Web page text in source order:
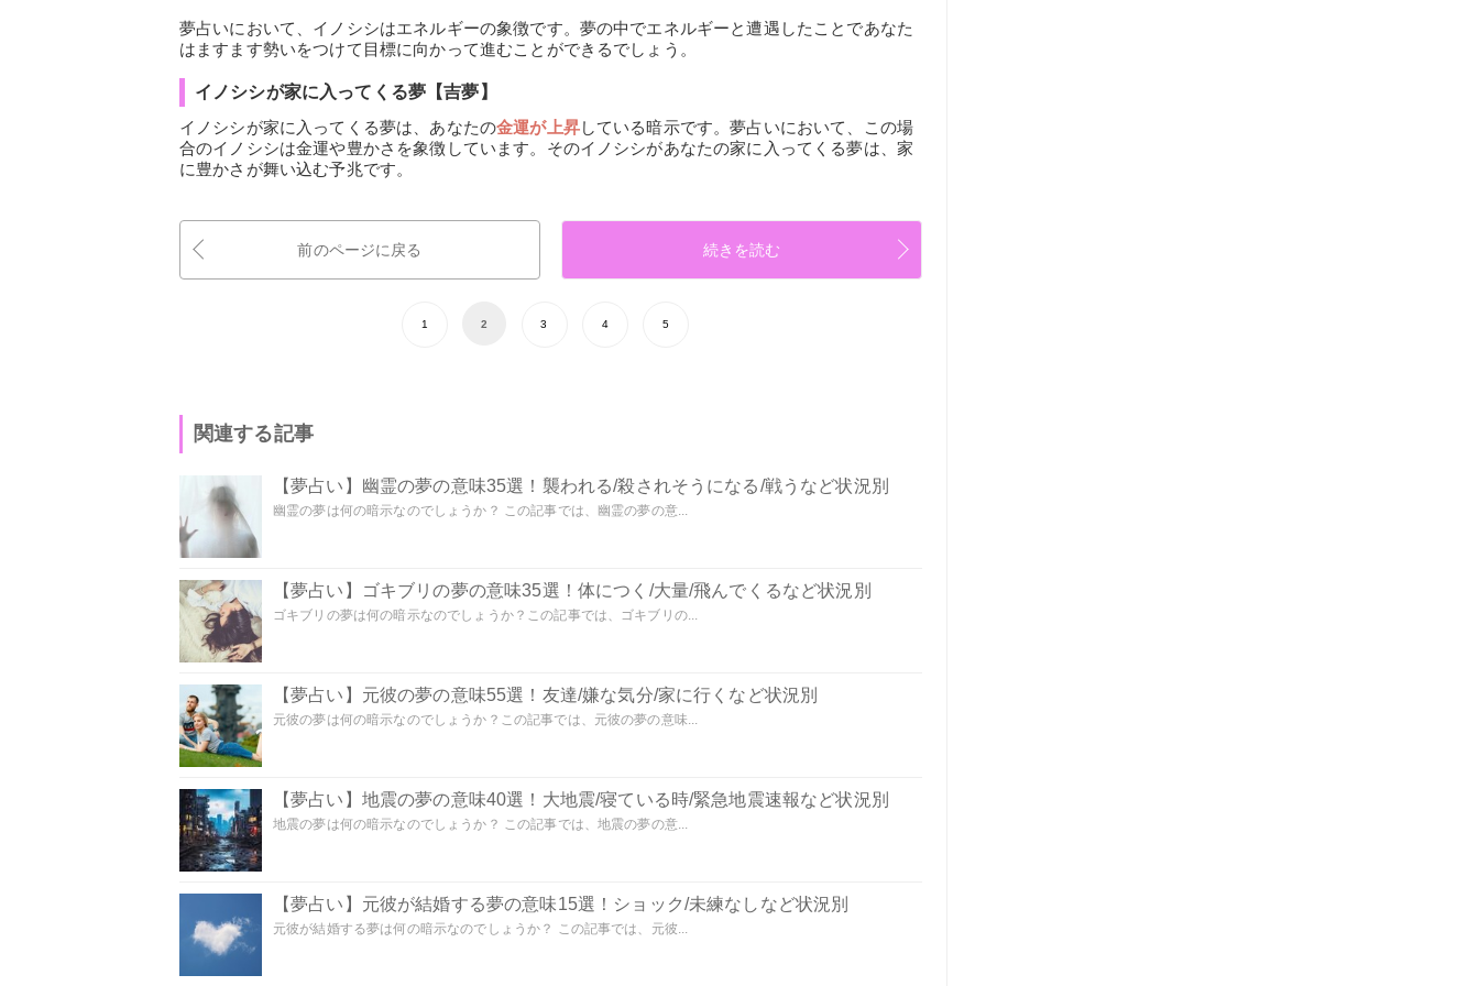
夢占いにおいて、イノシシはエネルギーの象徴です。夢の中でエネルギーと遭遇したことであなた
はますます勢いをつけて目標に向かって進むことができるでしょう。
イノシシが家に入ってくる夢【吉夢】
イノシシが家に入ってくる夢は、あなたの金運が上昇している暗示です。夢占いにおいて、この場
合のイノシシは金運や豊かさを象徴しています。そのイノシシがあなたの家に入ってくる夢は、家
に豊かさが舞い込む予兆です。
前のページに戻る 続きを読む
1 2 3 4 5
関連する記事
【夢占い】幽霊の夢の意味35選！襲われる/殺されそうになる/戦うなど状況別
幽霊の夢は何の暗示なのでしょうか？ この記事では、幽霊の夢の意...
【夢占い】ゴキブリの夢の意味35選！体につく/大量/飛んでくるなど状況別
ゴキブリの夢は何の暗示なのでしょうか？この記事では、ゴキブリの...
【夢占い】元彼の夢の意味55選！友達/嫌な気分/家に行くなど状況別
元彼の夢は何の暗示なのでしょうか？この記事では、元彼の夢の意味...
【夢占い】地震の夢の意味40選！大地震/寝ている時/緊急地震速報など状況別
地震の夢は何の暗示なのでしょうか？ この記事では、地震の夢の意...
【夢占い】元彼が結婚する夢の意味15選！ショック/未練なしなど状況別
元彼が結婚する夢は何の暗示なのでしょうか？ この記事では、元彼...